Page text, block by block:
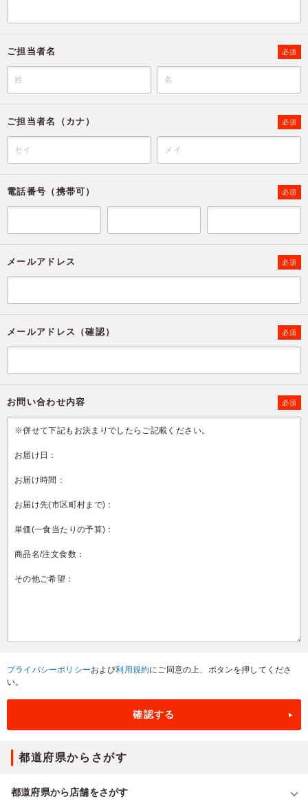
ご担当者名 必須
ご担当者名（カナ） 必須
電話番号（携帯可） 必須
メールアドレス 必須
メールアドレス（確認） 必須
お問い合わせ内容 必須
プライバシーポリシーおよび利用規約にご同意の上、ボタンを押してくださ
い。
都道府県からさがす
都道府県から店舗をさがす